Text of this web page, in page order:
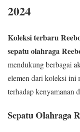
2024
Koleksi terbaru
sepatu olahraga
mendukung berbagai
elemen dari koleksi ini
terhadap kenyamanan
Sepatu Olahraga